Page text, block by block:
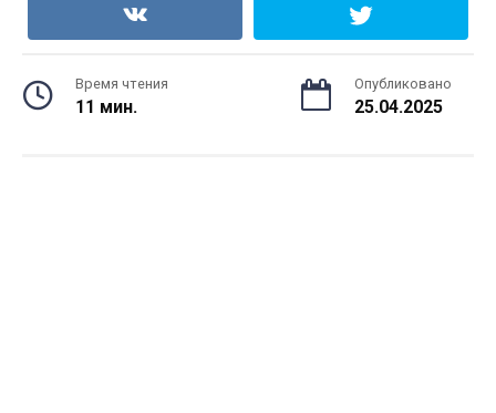
Время чтения
11 мин.
Опубликовано
25.04.2025